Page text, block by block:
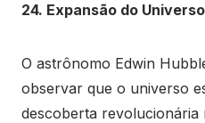
24. Expansão do Universo
O astrônomo Edwin
observar que o universo
descoberta revolucionária